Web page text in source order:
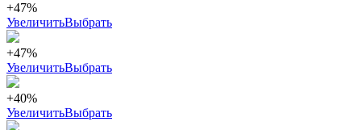
+47%
УвеличитьВыбрать
+47%
УвеличитьВыбрать
+40%
УвеличитьВыбрать